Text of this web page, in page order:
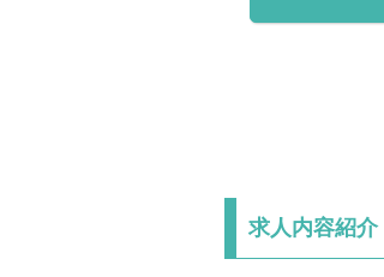
求人内容紹介